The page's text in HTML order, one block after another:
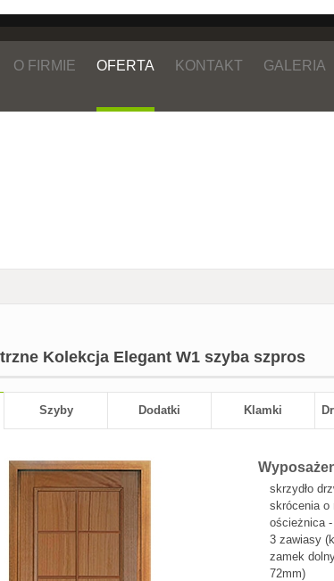
O FIRMIE OFERTA KONTAKT GALERIA
Kolekcja Elegant W1 szyba szpros
Szyby Dodatki Klamki
skrzydło
skrócenia o
ościeżnica
3 zawiasy
zamek
72mm)